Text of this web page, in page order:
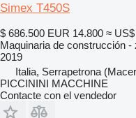
Simex T450S
$ 686.500 EUR 14.800 ≈
Maquinaria de construcción -
2019
Italia, Serrapetrona
PICCININI MACCHINE
Contacte con el vendedor